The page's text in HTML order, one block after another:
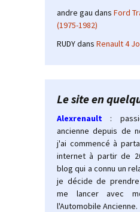
andre gau dans Ford
(1975-1982)
RUDYdans Renault 4
Le site en
Alexrenault
:
ancienne depuis de
j'ai commencé à
internet à partir de
blog qui a connu un
je décide de
me lancer avec
l'Automobile Ancienne.